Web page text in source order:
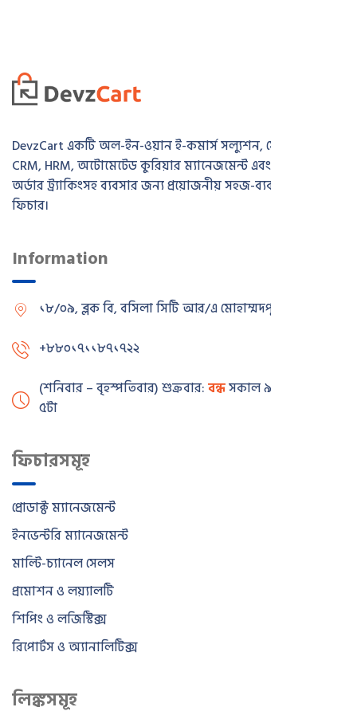
DevzCart একটি অল-ইন-ওয়ান ই-কমার্স সল্যুশন, যেখানে রয়েছে
CRM, HRM, অটোমেটেড কুরিয়ার ম্যানেজমেন্ট এবং রিয়েল-টাইম
অর্ডার ট্র্যাকিংসহ ব্যবসার জন্য প্রয়োজনীয় সহজ-ব্যবহারযোগ্য সব
ফিচার।
Information
১৮/০৯, ব্লক বি, বসিলা সিটি আর/এমোহাম্মদপুর, ঢাকা
+৮৮০১৭১১৮৭১৭২২
(শনিবার – বৃহস্পতিবার) শুক্রবার:বন্ধসকাল ৯টা – বিকাল
৫টা
ফিচারসমূহ
প্রোডাক্ট ম্যানেজমেন্ট
ইনভেন্টরি ম্যানেজমেন্ট
মাল্টি-চ্যানেল সেলস
প্রমোশন ও লয়্যালটি
শিপিং ও লজিস্টিক্স
রিপোর্টস ও অ্যানালিটিক্স
লিঙ্কসমূহ